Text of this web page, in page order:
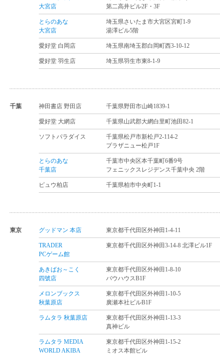
大宮店
第二高井ビル2F・3F
とらのあな
大宮店
埼玉県さいたま市大宮区宮町1-9
湯澤ビル5階
愛好堂 白岡店 埼玉県南埼玉郡白岡町西3-10-12
愛好堂 羽生店 埼玉県羽生市東8-1-9
千葉 神田書店 野田店 千葉県野田市山崎1839-1
愛好堂 大網店 千葉県山武郡大網白里町池田82-1
ソフトパラダイス
千葉県松戸市新松戸2-114-2
プラザニュー松戸1F
とらのあな
千葉店
千葉市中央区本千葉町6番9号
フェニックスレジデンス千葉中央 2階
ピュウ柏店 千葉県柏市中央町1-1
東京 グッドマン 本店 東京都千代田区外神田1-4-11
TRADER
PCゲーム館
東京都千代田区外神田3-14-8 北澤ビル1F
あきばお～こく
四號店
東京都千代田区外神田1-8-10
バウハウスB1F
メロンブックス
秋葉原店
東京都千代田区外神田1-10-5
廣瀬本社ビルB1F
ラムタラ 秋葉原店
東京都千代田区外神田1-13-3
真神ビル
ラムタラ MEDIA
WORLD AKIBA
東京都千代田区外神田1-15-2
ミオス本館ビル